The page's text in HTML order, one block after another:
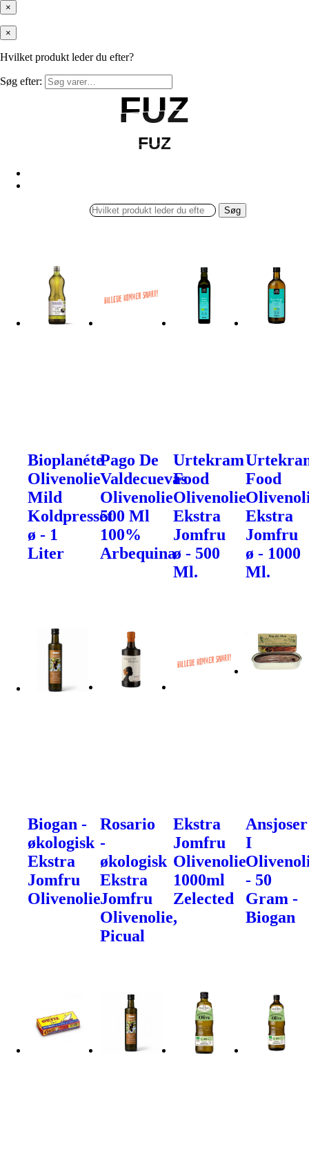
×
×
Hvilket produkt leder du efter?
Søg efter:
FUZ
FUZ
FUZ
FUZ
Søg
Bioplanéte
Olivenolie
Mild
Koldpresset
ø - 1
Liter
Pago De
Valdecuevas
Olivenolie
500 Ml
100%
Arbequina
Urtekram
Food
Olivenolie
Ekstra
Jomfru
ø - 500
Ml.
Food
Ekstra
Jomfru
ø - 1000
Ml.
Biogan -
økologisk
Ekstra
Jomfru
Olivenolie
Rosario
-
økologisk
Ekstra
Jomfru
Olivenolie,
Picual
Ekstra
Jomfru
Olivenolie
1000ml
Zelected
Ansjoser
I
- 50
Gram -
Biogan